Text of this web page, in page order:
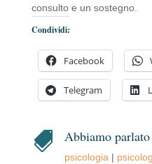
consulto e un sostegno.
Condividi:
Facebook
Telegram
 Abbiamo
psicologia|